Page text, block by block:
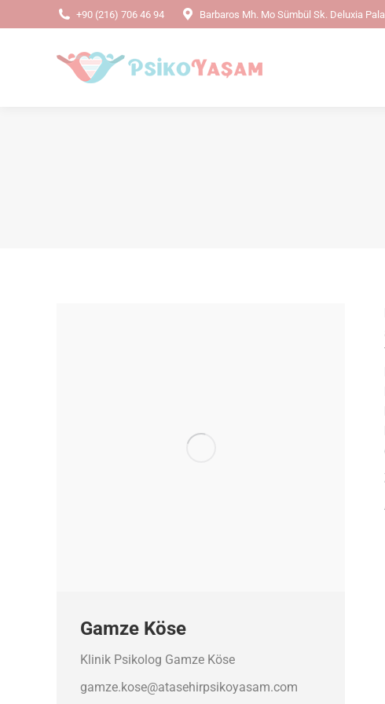
+90 (216) 706 46 94 Barbaros Mh. Mo Sümbül Sk. Deluxia
Gamze Köse
Klinik Psikolog Gamze Köse
gamze.kose@atasehirpsikoyasam.com